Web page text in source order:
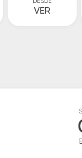
DESDE
VER